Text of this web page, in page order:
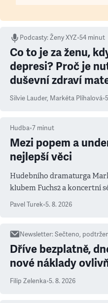
Podcasty:Ženy XYZ•54 minut
Co to je za ženu,
depresi? Proč je
duševní zdraví
Silvie Lauder, Markéta Plíhalová•
Hudba•7 minut
Mezi popem a
nejlepší věci
Hudebního dramaturga
klubem Fuchs2 a koncertní
ale atmosféra
Pavel Turek•5. 8. 2026
Newsletter:Sečteno,
Dříve bezplatně,
nové náklady
Filip Zelenka•5. 8. 2026